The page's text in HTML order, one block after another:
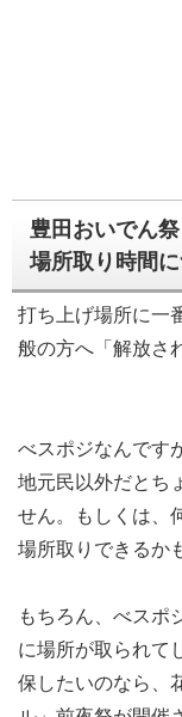
豊田おいでん
場所取り時間
打ち上げ場所に一
般の方へ「解放さ
べスポジなんです
地元民以外だとち
せん。もしくは、
場所取りできるか
もちろん、べスポ
に場所が取られて
保したいのなら、